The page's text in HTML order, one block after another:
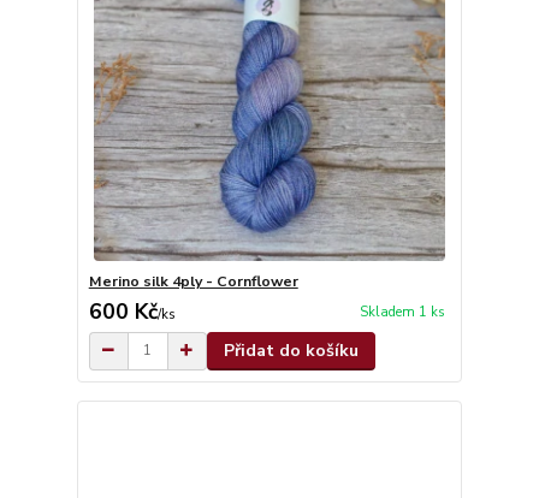
Merino silk 4ply - Cornflower
600 Kč/ks Skladem 1 ks
Přidat do košíku